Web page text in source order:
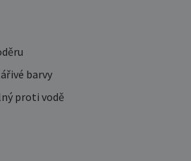
barvy
proti vodě